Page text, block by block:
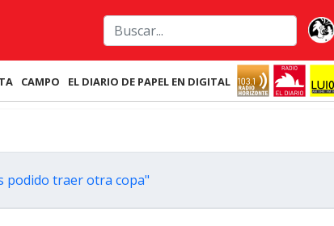
CAMPO EL DIARIO DE PAPEL EN DIGITAL
podido traer otra copa"